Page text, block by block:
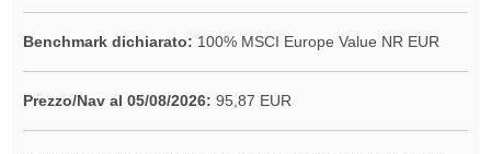
Benchmark dichiarato: 100% MSCI Europe Value NR EUR
Prezzo/Nav al 05/08/2026: 95,87 EUR